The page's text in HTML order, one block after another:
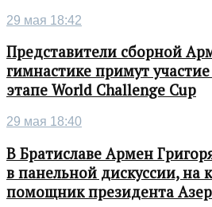
29 мая 18:42
Представители сборной
гимнастике примут
этапе World Challenge Cup
29 мая 18:40
В Братиславе Армен
в панельной дискуссии, на
помощник президента